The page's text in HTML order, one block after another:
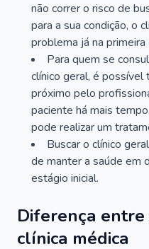
não correr o risco de
para a sua condição, o
problema já na primeira
Para quem se
clínico geral, é possível
próximo pelo
paciente há mais
pode realizar um
Buscar o clínico
de manter a saúde em
estágio inicial.
Diferença
clínica médica